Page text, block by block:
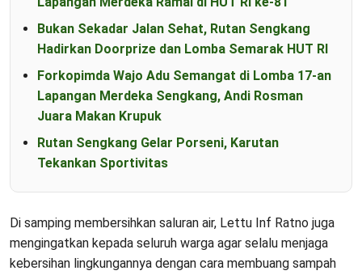
Bukan Sekadar Jalan Sehat, Rutan Sengkang
Hadirkan Doorprize dan Lomba Semarak HUT RI
Forkopimda Wajo Adu Semangat di Lomba 17-an
Lapangan Merdeka Sengkang, Andi Rosman
Juara Makan Krupuk
Rutan Sengkang Gelar Porseni, Karutan
Tekankan Sportivitas
Di samping membersihkan saluran air, Lettu Inf Ratno juga
mengingatkan kepada seluruh warga agar selalu menjaga
kebersihan lingkungannya dengan cara membuang sampah